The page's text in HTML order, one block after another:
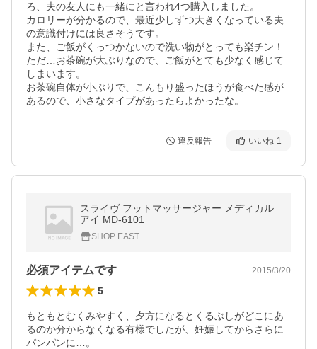
ろ、夫の友人にも一緒にと言われ4つ購入しました。
カロリーが分かるので、最近少しずつ大きくなっている夫
の意識付けには良さそうです。
また、ご飯がくっつかないので洗い物がとっても楽チン！
ただ…お茶碗が大ぶりなので、ご飯がとても少なく感じて
しまいます。
お茶碗自体が小ぶりで、こんもり盛ったほうが食べた感が
あるので、小さなタイプがあったらよかったな。
違反報告 いいね 1
スライヴ フットマッサージャー メディカル
アイ MD-6101
SHOP EAST
必須アイテムです 2015/3/20
5
もともとむくみやすく、夕方になるとくるぶしがどこにあ
るのか分からなくなる有様でしたが、妊娠してからさらに
パンパンに…。